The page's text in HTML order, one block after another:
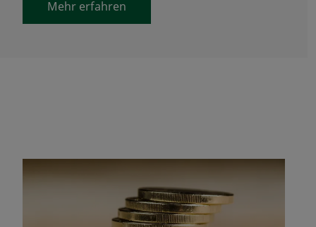
Mehr erfahren